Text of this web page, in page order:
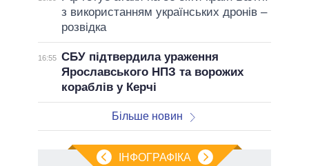
з використанням українських дронів –
розвідка
16:55 СБУ підтвердила ураження
Ярославського НПЗ та ворожих
кораблів у Керчі
Більше новин
ІНФОГРАФІКА